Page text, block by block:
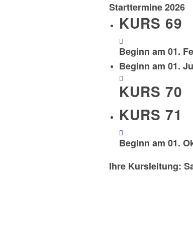
Starttermine 2026
KURS 69
Beginn am 01.
Beginn am 01.
KURS 70
KURS 71
Beginn am 01.
Ihre Kursleitung: